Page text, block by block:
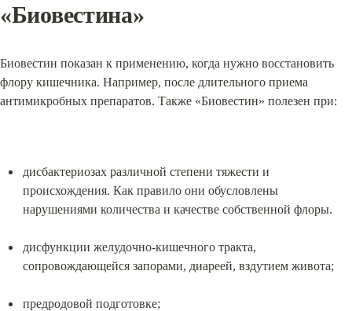
«Биовестина»
Биовестин показан к применению, когда нужно восстановить
флору кишечника. Например, после длительного приема
антимикробных препаратов. Также «Биовестин» полезен при:
дисбактериозах различной степени тяжести и
происхождения. Как правило они обусловлены
нарушениями количества и качестве собственной флоры.
дисфункции желудочно-кишечного тракта,
сопровождающейся запорами, диареей, вздутием живота;
предродовой подготовке;